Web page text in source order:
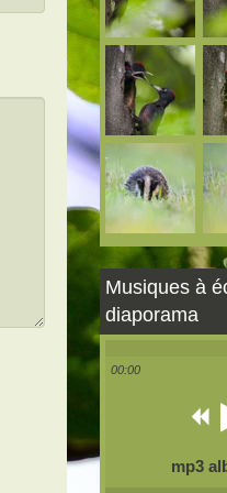
Musiques à
diaporama
00:00
mp3